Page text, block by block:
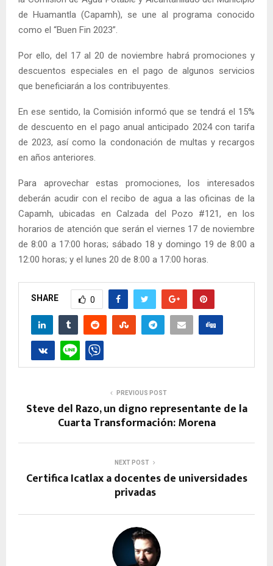
de Huamantla (Capamh), se une al programa conocido
como el “Buen Fin 2023”.
Por ello, del 17 al 20 de noviembre habrá promociones y
descuentos especiales en el pago de algunos servicios
que beneficiarán a los contribuyentes.
En ese sentido, la Comisión informó que se tendrá el 15%
de descuento en el pago anual anticipado 2024 con tarifa
de 2023, así como la condonación de multas y recargos
en años anteriores.
Para aprovechar estas promociones, los interesados
deberán acudir con el recibo de agua a las oficinas de la
Capamh, ubicadas en Calzada del Pozo #121, en los
horarios de atención que serán el viernes 17 de noviembre
de 8:00 a 17:00 horas; sábado 18 y domingo 19 de 8:00 a
12:00 horas; y el lunes 20 de 8:00 a 17:00 horas.
SHARE 0
PREVIOUS POST
Steve del Razo, un digno representante de la
Cuarta Transformación: Morena
NEXT POST
Certifica Icatlax a docentes de universidades
privadas